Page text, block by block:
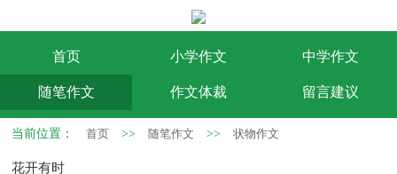
首页 小学作文 中学作文
随笔作文 作文体裁 留言建议
当前位置： 首页 >> 随笔作文 >> 状物作文
花开有时